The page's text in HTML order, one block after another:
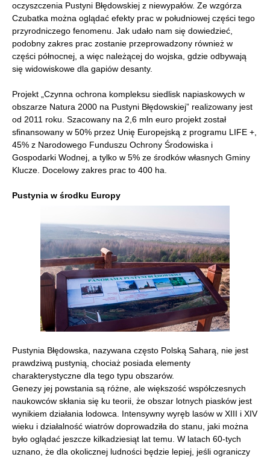
oczyszczenia Pustyni Błędowskiej z niewypałów. Ze wzgórza
Czubatka można oglądać efekty prac w południowej części tego
przyrodniczego fenomenu. Jak udało nam się dowiedzieć,
podobny zakres prac zostanie przeprowadzony również w
części północnej, a więc należącej do wojska, gdzie odbywają
się widowiskowe dla gapiów desanty.
Projekt „Czynna ochrona kompleksu siedlisk napiaskowych w
obszarze Natura 2000 na Pustyni Błędowskiej” realizowany jest
od 2011 roku. Szacowany na 2,6 mln euro projekt został
sfinansowany w 50% przez Unię Europejską z programu LIFE +,
45% z Narodowego Funduszu Ochrony Środowiska i
Gospodarki Wodnej, a tylko w 5% ze środków własnych Gminy
Klucze. Docelowy zakres prac to 400 ha.
Pustynia w środku Europy
Pustynia Błędowska, nazywana często Polską Saharą, nie jest
prawdziwą pustynią, chociaż posiada elementy
charakterystyczne dla tego typu obszarów.
Genezy jej powstania są różne, ale większość współczesnych
naukowców skłania się ku teorii, że obszar lotnych piasków jest
wynikiem działania lodowca. Intensywny wyręb lasów w XIII i XIV
wieku i działalność wiatrów doprowadziła do stanu, jaki można
było oglądać jeszcze kilkadziesiąt lat temu. W latach 60-tych
uznano, że dla okolicznej ludności będzie lepiej, jeśli ograniczy